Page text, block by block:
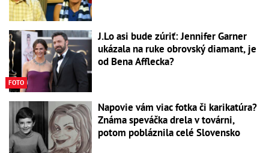
FOTO
J.Lo asi bude zúriť: Jennifer Garner
ukázala na ruke obrovský diamant, je
od Bena Afflecka?
Napovie vám viac fotka či karikatúra?
Známa speváčka drela v továrni,
potom pobláznila celé Slovensko